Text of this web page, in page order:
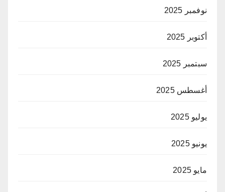
نوفمبر 2025
أكتوبر 2025
سبتمبر 2025
أغسطس 2025
يوليو 2025
يونيو 2025
مايو 2025